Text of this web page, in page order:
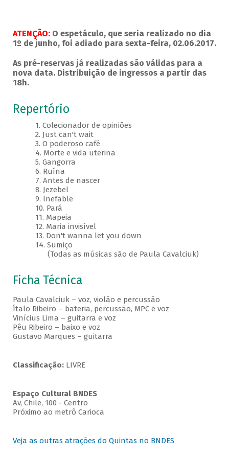
ATENÇÃO:O espetáculo, que seria realizado no dia
1º de junho, foi adiado para sexta-feira, 02.06.2017.
As pré-reservas já realizadas são válidas para a
nova data. Distribuição de ingressos a partir das
18h.
Repertório
1. Colecionador de opiniões
2. Just can't wait
3. O poderoso café
4. Morte e vida uterina
5. Gangorra
6. Ruína
7. Antes de nascer
8. Jezebel
9. Inefable
10. Pará
11. Mapeia
12. Maria invisível
13. Don't wanna let you down
14. Sumiço
(Todas as músicas são de Paula Cavalciuk)
Ficha Técnica
Paula Cavalciuk – voz, violão e percussão
Ítalo Ribeiro – bateria, percussão, MPC e voz
Vinícius Lima – guitarra e voz
Pêu Ribeiro – baixo e voz
Gustavo Marques – guitarra
Classificação: LIVRE
Espaço Cultural BNDES
Av, Chile, 100 - Centro
Próximo ao metrô Carioca
Veja as outras atrações do Quintas no BNDES